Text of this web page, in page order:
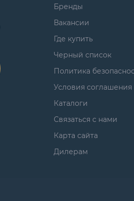
Бренды
Вакансии
Где купить
Черный список
Политика
Условия соглашения
Каталоги
Связаться с нами
Карта сайта
Дилерам